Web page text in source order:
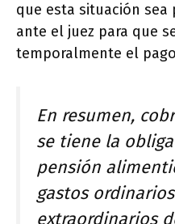
que esta situación sea
ante el juez para que
temporalmente el
En resumen,
se tiene la
pensión
gastos
extraordinarios